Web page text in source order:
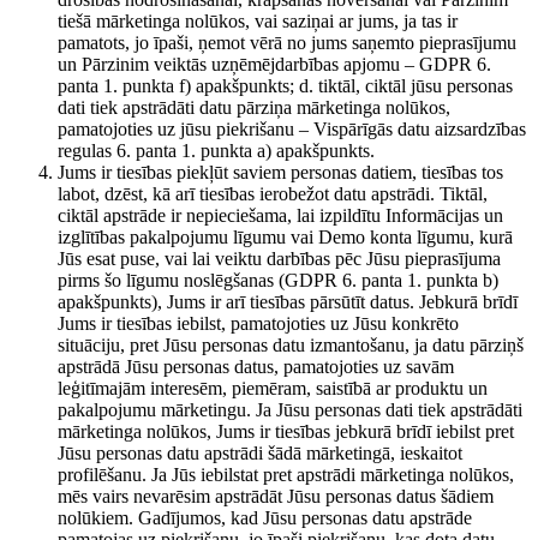
tiešā mārketinga nolūkos, vai saziņai ar jums, ja tas ir
pamatots, jo īpaši, ņemot vērā no jums saņemto pieprasījumu
un Pārzinim veiktās uzņēmējdarbības apjomu – GDPR 6.
panta 1. punkta f) apakšpunkts; d. tiktāl, ciktāl jūsu personas
dati tiek apstrādāti datu pārziņa mārketinga nolūkos,
pamatojoties uz jūsu piekrišanu – Vispārīgās datu aizsardzības
regulas 6. panta 1. punkta a) apakšpunkts.
Jums ir tiesības piekļūt saviem personas datiem, tiesības tos
labot, dzēst, kā arī tiesības ierobežot datu apstrādi. Tiktāl,
ciktāl apstrāde ir nepieciešama, lai izpildītu Informācijas un
izglītības pakalpojumu līgumu vai Demo konta līgumu, kurā
Jūs esat puse, vai lai veiktu darbības pēc Jūsu pieprasījuma
pirms šo līgumu noslēgšanas (GDPR 6. panta 1. punkta b)
apakšpunkts), Jums ir arī tiesības pārsūtīt datus. Jebkurā brīdī
Jums ir tiesības iebilst, pamatojoties uz Jūsu konkrēto
situāciju, pret Jūsu personas datu izmantošanu, ja datu pārziņš
apstrādā Jūsu personas datus, pamatojoties uz savām
leģitīmajām interesēm, piemēram, saistībā ar produktu un
pakalpojumu mārketingu. Ja Jūsu personas dati tiek apstrādāti
mārketinga nolūkos, Jums ir tiesības jebkurā brīdī iebilst pret
Jūsu personas datu apstrādi šādā mārketingā, ieskaitot
profilēšanu. Ja Jūs iebilstat pret apstrādi mārketinga nolūkos,
mēs vairs nevarēsim apstrādāt Jūsu personas datus šādiem
nolūkiem. Gadījumos, kad Jūsu personas datu apstrāde